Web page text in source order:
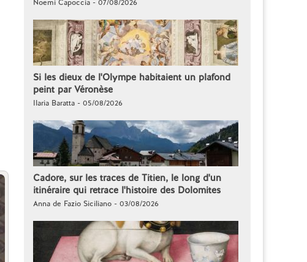
Noemi Capoccia - 07/08/2026
Si les dieux de l'Olympe habitaient un plafond
peint par Véronèse
Ilaria Baratta - 05/08/2026
Cadore, sur les traces de Titien, le long d'un
itinéraire qui retrace l'histoire des Dolomites
Anna de Fazio Siciliano - 03/08/2026